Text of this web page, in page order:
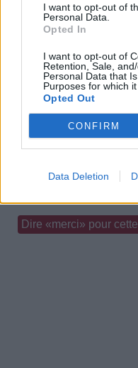
I want to opt-out of
Personal Data.
Opted In
I want to opt-out of
Retention, Sale,
Personal Data that
Purposes for which it
Opted Out
CONFIRM
Data Deletion
Chanson sans
Commentaires
Dire «merci» pour